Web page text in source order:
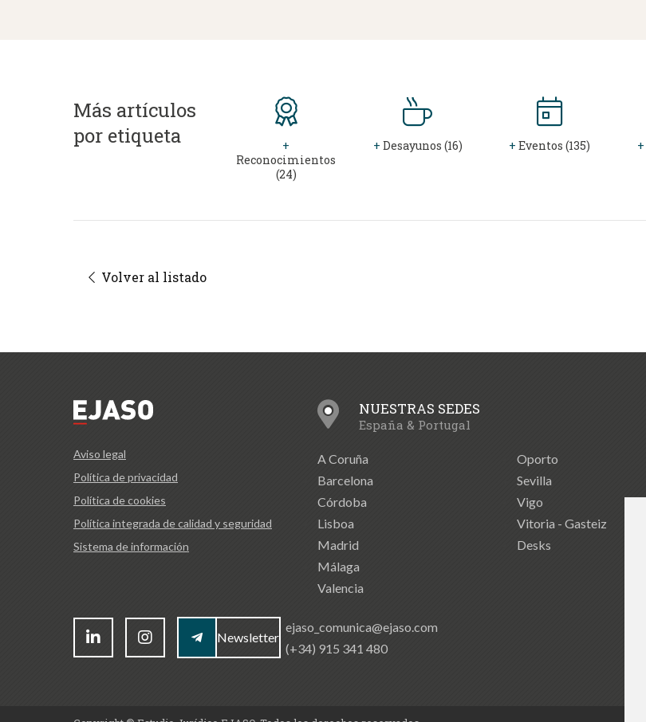
Más artículos
por etiqueta
+
Reconocimientos
(24)
+ Desayunos (16) + Eventos (135) +
Volver al listado
Aviso legal
Política de privacidad
Política de cookies
Política integrada de calidad y seguridad
Sistema de información
NUESTRAS SEDES
España & Portugal
A Coruña
Barcelona
Córdoba
Lisboa
Madrid
Málaga
Valencia
Oporto
Sevilla
Vigo
Vitoria - Gasteiz
Desks
Newsletter
ejaso_comunica@ejaso.com
(+34) 915 341 480